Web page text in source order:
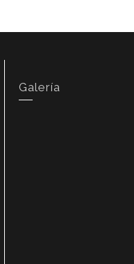
Galería